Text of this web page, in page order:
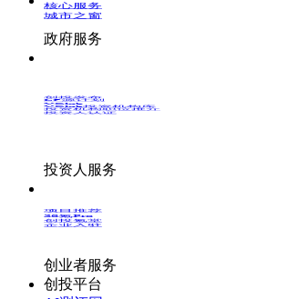
核心服务
城市之窗
政府服务
创投发布
LP源计划
VClub
VClub投资机构库
投资机构职位推介
投资人认证
投资人服务
项目推荐
36氪Pro
创投氪堂
企业入驻
创业者服务
创投平台